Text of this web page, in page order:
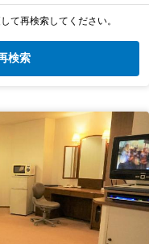
て再検索してください。
検索